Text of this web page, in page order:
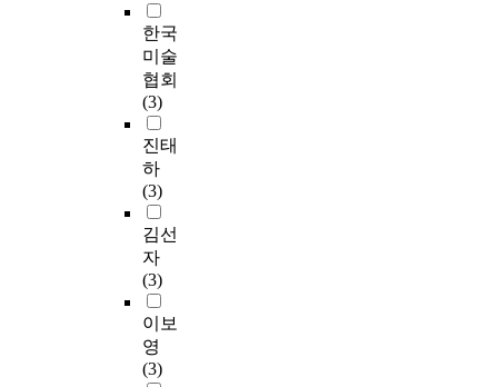
한국
미술
협회
(3)
진태
하
(3)
김선
자
(3)
이보
영
(3)